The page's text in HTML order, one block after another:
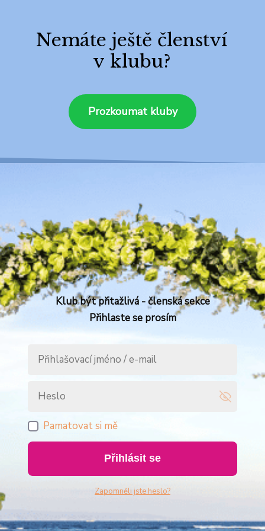
Nemáte ještě členství
v klubu?
Prozkoumat kluby
Klub být přitažlivá - členská sekce
Přihlaste se prosím
Pamatovat si mě
Přihlásit se
Zapomněli jste heslo?